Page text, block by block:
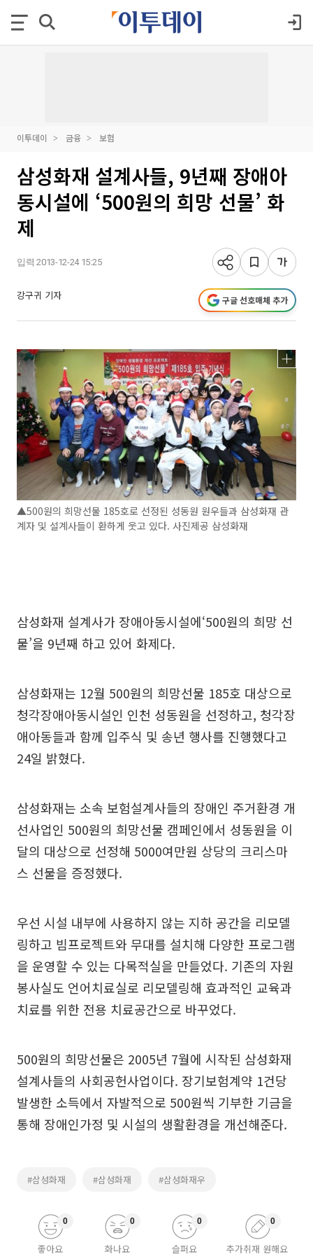
이투데이 금융 보험
삼성화재 설계사들, 9년째 장애아
동시설에 ‘500원의 희망 선물’ 화
제
입력 2013-12-24 15:25
강구귀 기자 구글 선호매체 추가
▲500원의 희망선물 185호로 선정된 성동원 원우들과 삼성화재 관
계자 및 설계사들이 환하게 웃고 있다. 사진제공 삼성화재
삼성화재 설계사가 장애아동시설에‘500원의 희망 선
물’을 9년째 하고 있어 화제다.
삼성화재는 12월 500원의 희망선물 185호 대상으로
청각장애아동시설인 인천 성동원을 선정하고, 청각장
애아동들과 함께 입주식 및 송년 행사를 진행했다고
24일 밝혔다.
삼성화재는 소속 보험설계사들의 장애인 주거환경 개
선사업인 500원의 희망선물 캠페인에서 성동원을 이
달의 대상으로 선정해 5000여만원 상당의 크리스마
스 선물을 증정했다.
우선 시설 내부에 사용하지 않는 지하 공간을 리모델
링하고 빔프로젝트와 무대를 설치해 다양한 프로그램
을 운영할 수 있는 다목적실을 만들었다. 기존의 자원
봉사실도 언어치료실로 리모델링해 효과적인 교육과
치료를 위한 전용 치료공간으로 바꾸었다.
500원의 희망선물은 2005년 7월에 시작된 삼성화재
설계사들의 사회공헌사업이다. 장기보험계약 1건당
발생한 소득에서 자발적으로 500원씩 기부한 기금을
통해 장애인가정 및 시설의 생활환경을 개선해준다.
#삼성화재 #삼성화재 #삼성화재우
좋아요
0
화나요
0
슬퍼요
0
추가취재 원해요
0